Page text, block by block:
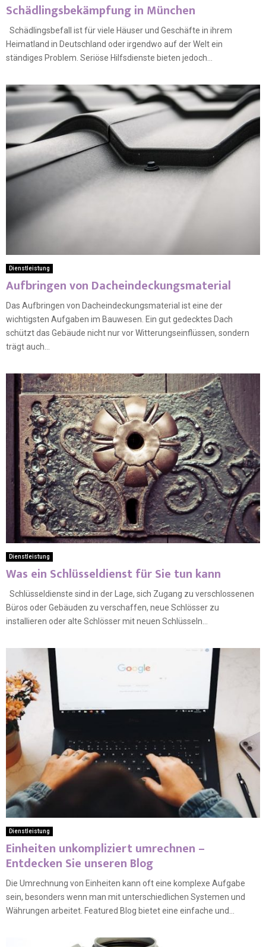
Schädlingsbekämpfung in München
Schädlingsbefall ist für viele Häuser und Geschäfte in ihrem
Heimatland in Deutschland oder irgendwo auf der Welt ein
ständiges Problem. Seriöse Hilfsdienste bieten jedoch...
Dienstleistung
Aufbringen von Dacheindeckungsmaterial
Das Aufbringen von Dacheindeckungsmaterial ist eine der
wichtigsten Aufgaben im Bauwesen. Ein gut gedecktes Dach
schützt das Gebäude nicht nur vor Witterungseinflüssen, sondern
trägt auch...
Dienstleistung
Was ein Schlüsseldienst für Sie tun kann
Schlüsseldienste sind in der Lage, sich Zugang zu verschlossenen
Büros oder Gebäuden zu verschaffen, neue Schlösser zu
installieren oder alte Schlösser mit neuen Schlüsseln...
Dienstleistung
Einheiten unkompliziert umrechnen –
Entdecken Sie unseren Blog
Die Umrechnung von Einheiten kann oft eine komplexe Aufgabe
sein, besonders wenn man mit unterschiedlichen Systemen und
Währungen arbeitet. Featured Blog bietet eine einfache und...